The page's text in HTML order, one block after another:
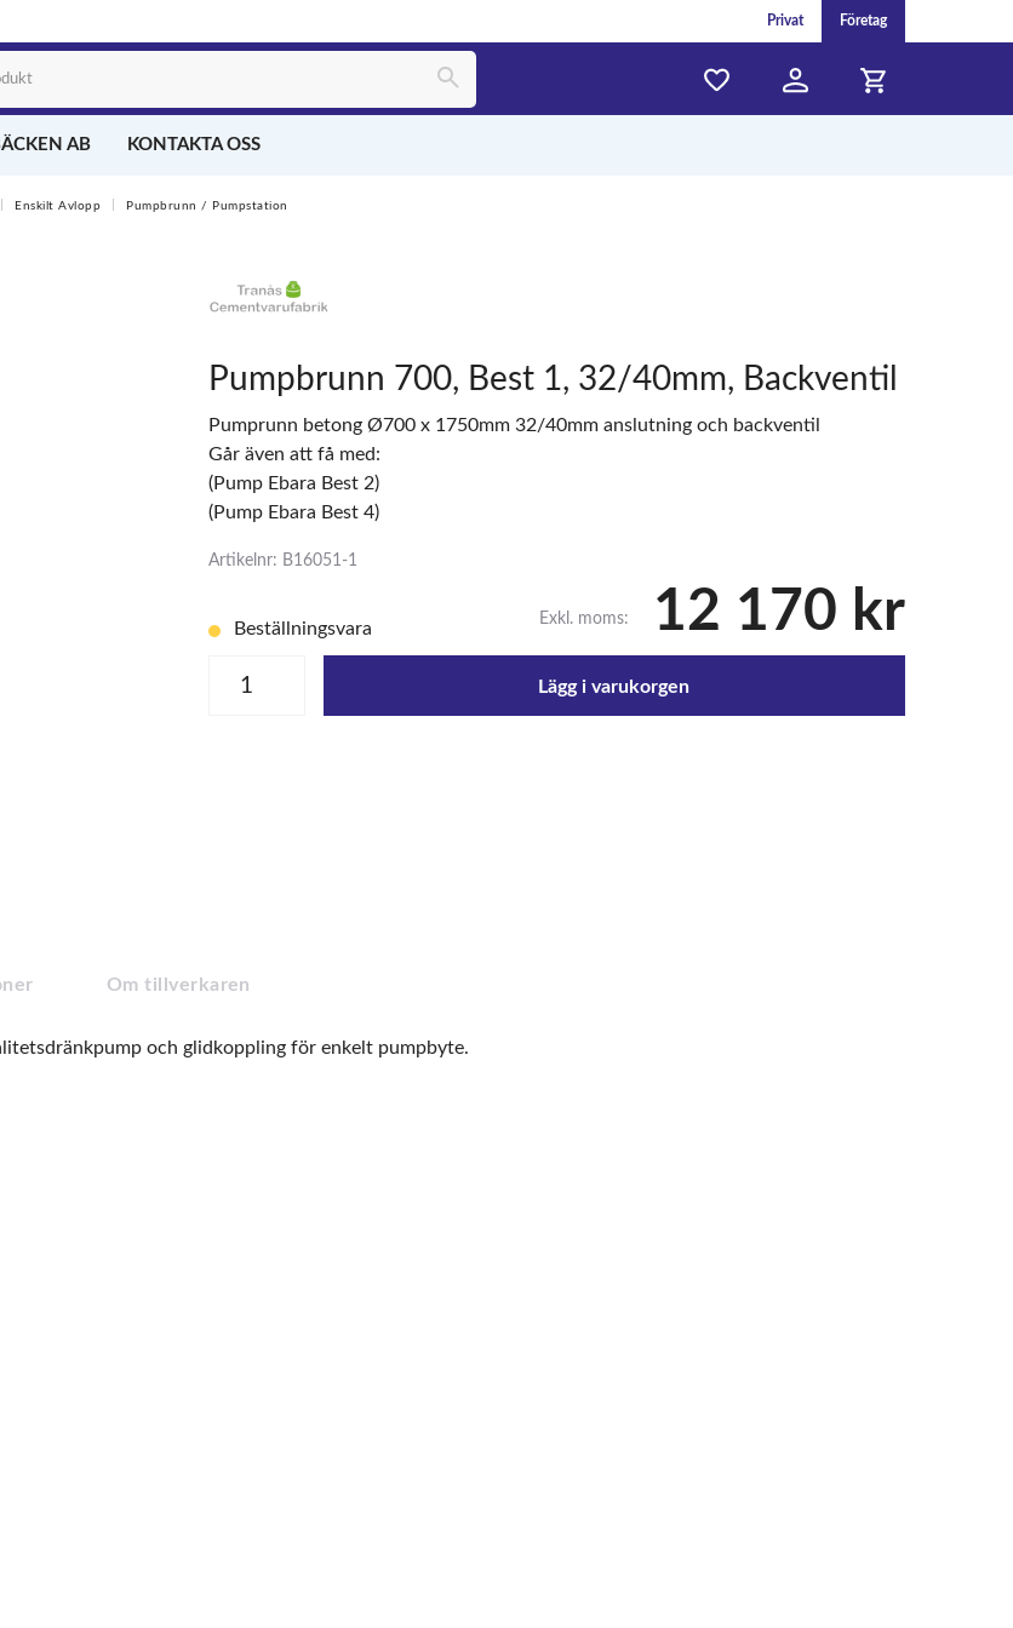
Privat Företag
AB KONTAKTA OSS
Enskilt Avlopp Pumpbrunn / Pumpstation
Pumpbrunn 700, Best 1, 32/40mm, Backventil
Pumprunn betong Ø700 x 1750mm 32/40mm anslutning och backventil
Går även att få med:
(Pump Ebara Best 2)
(Pump Ebara Best 4)
Artikelnr: B16051-1
Beställningsvara Exkl. moms: 12 170 kr
Lägg i varukorgen
Om tillverkaren
och glidkoppling för enkelt pumpbyte.